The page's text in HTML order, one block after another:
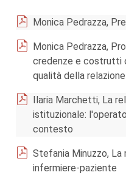
Monica Pedrazza,
Monica Pedrazza,
credenze e costrutti
qualità della
Ilaria Marchetti, La
istituzionale:
contesto
Stefania Minuzzo, La
infermiere-paziente